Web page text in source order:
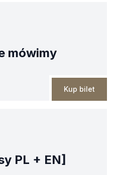
mówimy
Kup bilet
PL + EN]